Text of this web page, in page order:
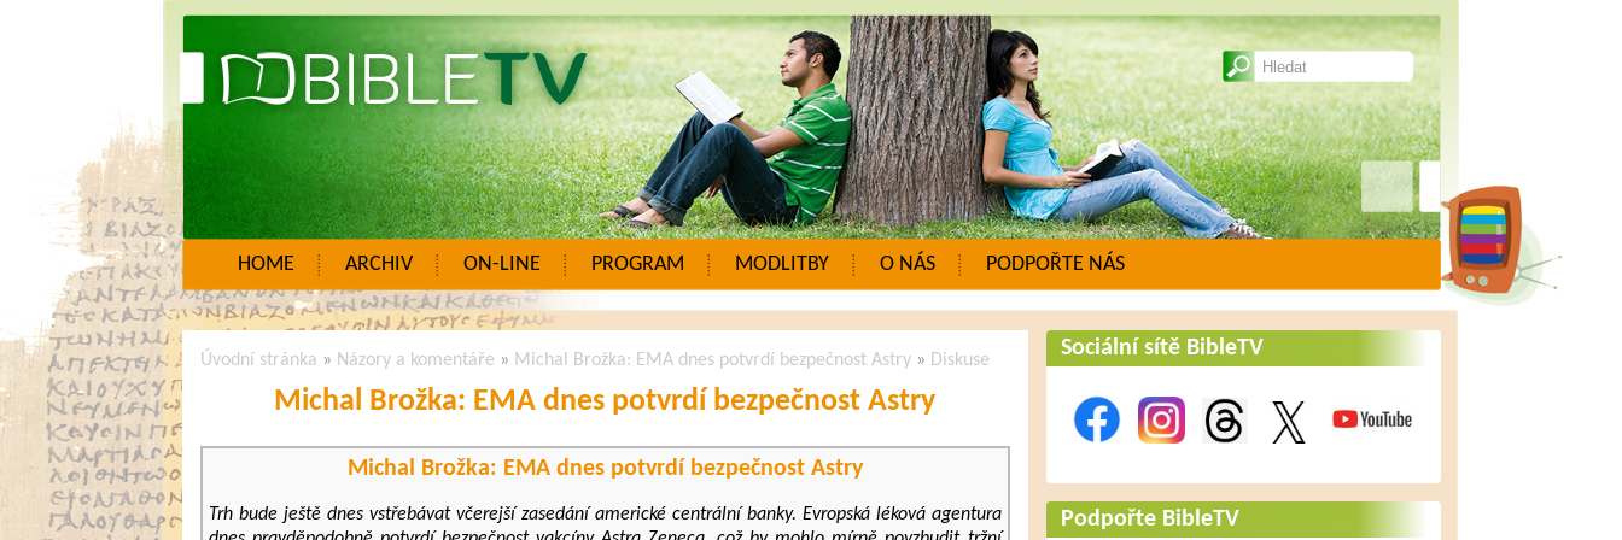
HOME ARCHIV ON-LINE PROGRAM MODLITBY O NÁS PODPOŘTE NÁS
Úvodní stránka » Názory a komentáře » Michal Brožka: EMA dnes potvrdí bezpečnost Astry» Diskuse
Michal Brožka: EMA dnes potvrdí bezpečnost Astry
Michal Brožka: EMA dnes potvrdí bezpečnost Astry
Trh bude ještě dnes vstřebávat včerejší zasedání americké centrální banky. Evropská léková agentura
Sociální sítě BibleTV
Podpořte BibleTV